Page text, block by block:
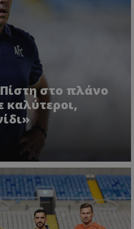
στο πλάνο
καλύτεροι,